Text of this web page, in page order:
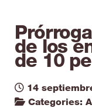
de los
de 10
14
Categories: